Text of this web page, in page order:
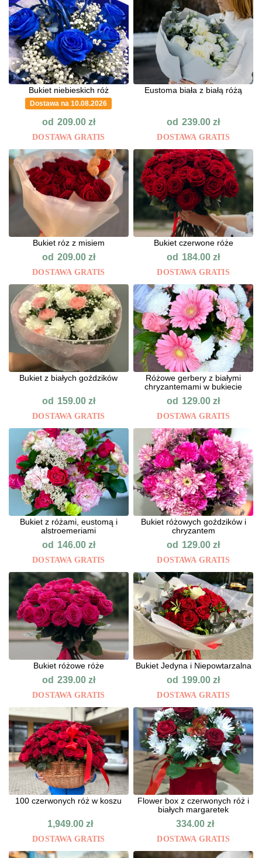
Bukiet niebieskich róż
Dostawa na 10.08.2026
od 209.00 zł
DOSTAWA GRATIS
Eustoma biała z białą różą
od 239.00zł
DOSTAWA GRATIS
Bukiet róz z misiem
od 209.00 zł
DOSTAWA GRATIS
Bukiet czerwone róże
od 184.00zł
DOSTAWA GRATIS
Bukiet z białych goździków
od 159.00 zł
DOSTAWA GRATIS
Różowe gerbery z białymi
chryzantemami w bukiecie
od 129.00zł
DOSTAWA GRATIS
Bukiet z różami, eustomą i
alstroemeriami
od 146.00 zł
DOSTAWA GRATIS
Bukiet różowych goździków i
chryzantem
od 129.00zł
DOSTAWA GRATIS
Bukiet różowe róże
od 239.00 zł
DOSTAWA GRATIS
Bukiet Jedyna i Niepowtarzalna
od 199.00zł
DOSTAWA GRATIS
100 czerwonych róż w koszu
1,949.00zł
DOSTAWA GRATIS
Flower box z czerwonych róż i
białych margaretek
334.00zł
DOSTAWA GRATIS